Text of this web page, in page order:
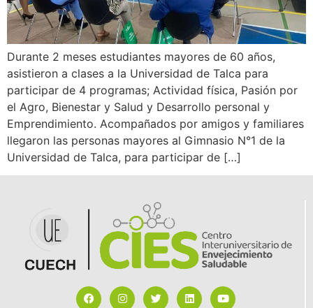
Durante 2 meses estudiantes mayores de 60 años,
asistieron a clases a la Universidad de Talca para
participar de 4 programas; Actividad física, Pasión por
el Agro, Bienestar y Salud y Desarrollo personal y
Emprendimiento. Acompañados por amigos y familiares
llegaron las personas mayores al Gimnasio N°1 de la
Universidad de Talca, para participar de […]